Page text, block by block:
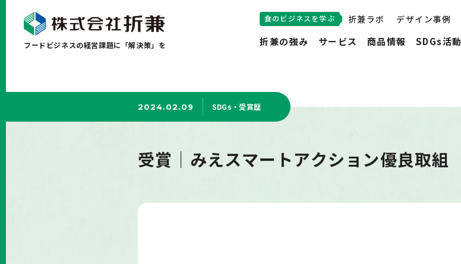
フードビジネスの経営課題に「解決策」を
食のビジネスを学ぶ 折兼ラボ デザイン事例
折兼の強み サービス 商品情報 SDGs活動
2024.02.09 SDGs・受賞歴
受賞｜みえスマートアクション優良取組